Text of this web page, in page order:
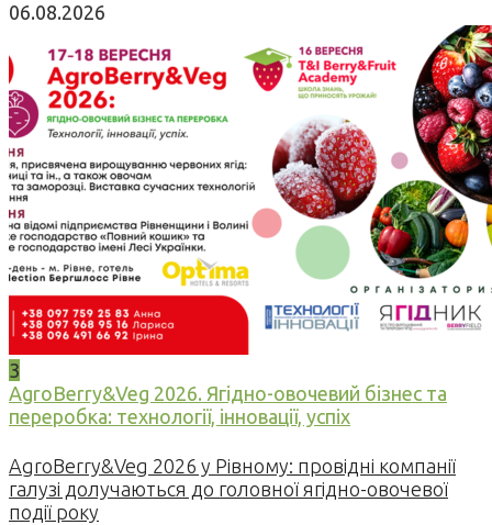
06.08.2026
3
AgroBerry&Veg 2026. Ягідно-овочевий бізнес та
переробка: технології, інновації, успіх
AgroBerry&Veg 2026 у Рівному: провідні компанії
галузі долучаються до головної ягідно-овочевої
події року